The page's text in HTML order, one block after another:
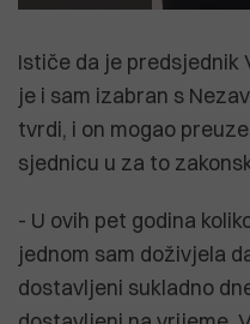
Ističe da je
je i sam izabran s
tvrdi, i on mogao
sjednicu u za to
- U ovih pet godina
jednom sam doživjela
dostavljeni sukladno